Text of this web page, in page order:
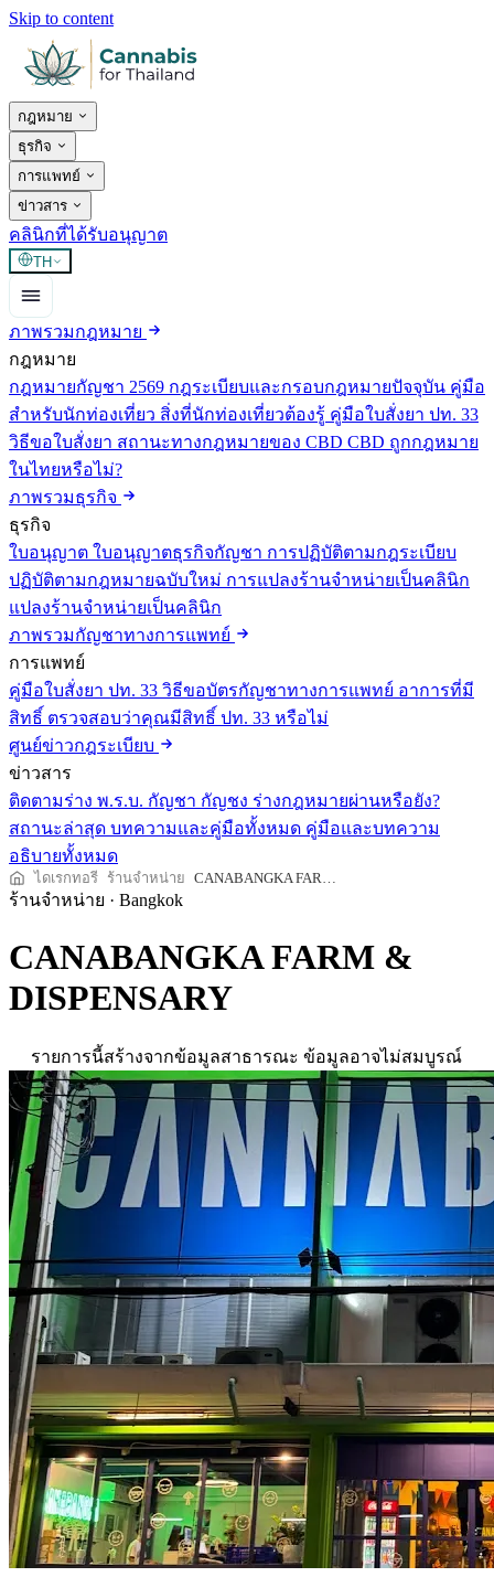
Skip to content
กฎหมาย
ธุรกิจ
การแพทย์
ข่าวสาร
คลินิกที่ได้รับอนุญาต
TH
ภาพรวมกฎหมาย
กฎหมาย
กฎหมายกัญชา 2569 กฎระเบียบและกรอบกฎหมายปัจจุบัน คู่มือ
สำหรับนักท่องเที่ยว สิ่งที่นักท่องเที่ยวต้องรู้ คู่มือใบสั่งยา ปท. 33
วิธีขอใบสั่งยา สถานะทางกฎหมายของ CBD CBD ถูกกฎหมาย
ในไทยหรือไม่?
ภาพรวมธุรกิจ
ธุรกิจ
ใบอนุญาต ใบอนุญาตธุรกิจกัญชา การปฏิบัติตามกฎระเบียบ
ปฏิบัติตามกฎหมายฉบับใหม่ การแปลงร้านจำหน่ายเป็นคลินิก
แปลงร้านจำหน่ายเป็นคลินิก
ภาพรวมกัญชาทางการแพทย์
การแพทย์
คู่มือใบสั่งยา ปท. 33 วิธีขอบัตรกัญชาทางการแพทย์ อาการที่มี
สิทธิ์ ตรวจสอบว่าคุณมีสิทธิ์ ปท. 33 หรือไม่
ศูนย์ข่าวกฎระเบียบ
ข่าวสาร
ติดตามร่าง พ.ร.บ. กัญชา กัญชง ร่างกฎหมายผ่านหรือยัง?
สถานะล่าสุด บทความและคู่มือทั้งหมด คู่มือและบทความ
อธิบายทั้งหมด
ไดเรกทอรี ร้านจำหน่าย CANABANGKA FARM & DISPENSARY
ร้านจำหน่าย · Bangkok
CANABANGKA FARM &
DISPENSARY
รายการนี้สร้างจากข้อมูลสาธารณะ ข้อมูลอาจไม่สมบูรณ์